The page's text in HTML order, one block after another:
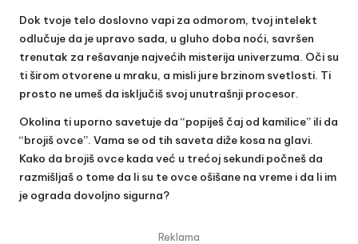
Dok tvoje telo doslovno vapi za odmorom, tvoj intelekt
odlučuje da je upravo sada, u gluho doba noći, savršen
trenutak za rešavanje najvećih misterija univerzuma. Oči su
ti širom otvorene u mraku, a misli jure brzinom svetlosti. Ti
prosto ne umeš da isključiš svoj unutrašnji procesor.
Okolina ti uporno savetuje da “popiješ čaj od kamilice” ili da
“brojiš ovce”. Vama se od tih saveta diže kosa na glavi.
Kako da brojiš ovce kada već u trećoj sekundi počneš da
razmišljaš o tome da li su te ovce ošišane na vreme i da li im
je ograda dovoljno sigurna?
Reklama